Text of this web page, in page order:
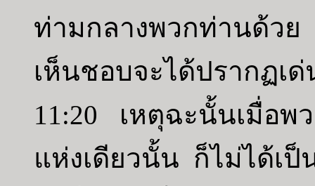
ท่ามกลางพวกท่านด้ว
เห็นชอบจะได้ปรากฏเ
11:20 เหตุฉะนั้นเมื่อ
แห่งเดียวนั้น ก็ไม่ได้เป็